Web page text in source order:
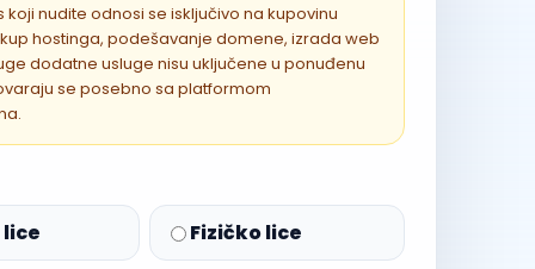
koji nudite odnosi se isključivo na kupovinu
hostinga, podešavanje domene, izrada web
dodatne usluge nisu uključene u ponuđenu
se posebno sa platformom
Fizičko lice